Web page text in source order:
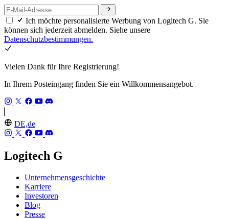
Ich möchte personalisierte Werbung von Logitech G. Sie
können sich jederzeit abmelden. Siehe unsere
Datenschutzbestimmungen.
Vielen Dank für Ihre Registrierung!
In Ihrem Posteingang finden Sie ein Willkommensangebot.
DE,de
Logitech G
Unternehmensgeschichte
Karriere
Investoren
Blog
Presse